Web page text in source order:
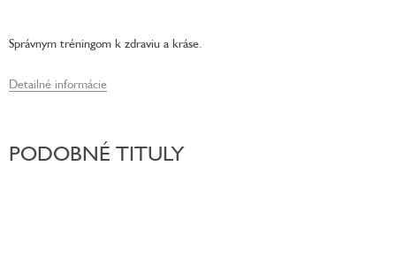
Správnym tréningom k zdraviu a kráse.
Detailné informácie
PODOBNÉ TITULY